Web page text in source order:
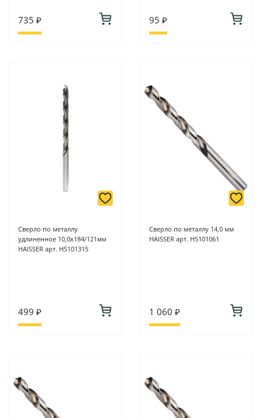
735 ₽ 95 ₽
Сверло по металлу
удлиненное 10,0х184/121мм
HAISSER арт. HS101315
499 ₽
Сверло по металлу 14,0 мм
HAISSER арт. HS101061
1 060 ₽